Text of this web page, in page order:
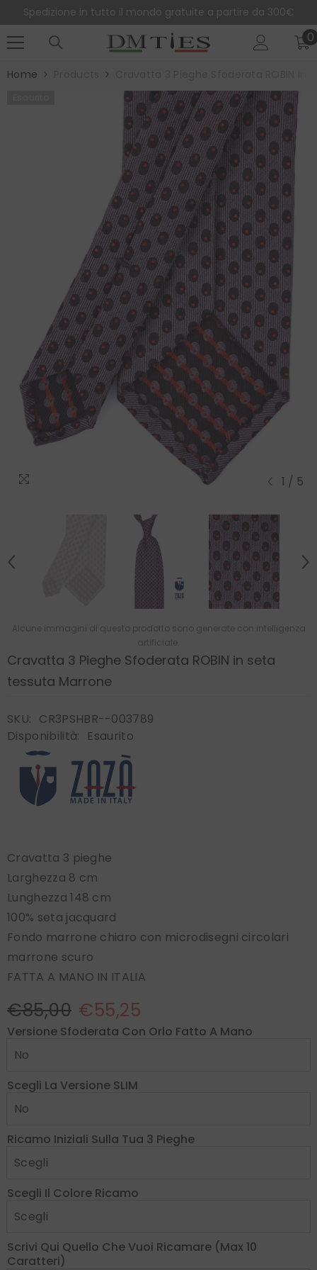
Spedizione in tutto il mondo gratuite a partire da 300€
00
Home
1 / 5
Alcune immagini di questo prodotto sono generate con intelligenza
artificiale.
Cravatta 3 Pieghe Sfoderata ROBIN in seta
tessuta Marrone
SKU: CR3PSHBR--003789
Disponibilità:
Esaurito
Cravatta 3 pieghe
Larghezza 8 cm
Lunghezza 148 cm
100% seta jacquard
Fondo marrone chiaro con microdisegni circolari
marrone scuro
FATTA A MANO IN ITALIA
€85,00 €55,25
Versione Sfoderata Con Orlo Fatto A Mano
Scegli La Versione SLIM
Ricamo Iniziali Sulla Tua 3 Pieghe
Scegli Il Colore Ricamo
Scrivi Qui Quello Che Vuoi Ricamare (max 10
Caratteri)